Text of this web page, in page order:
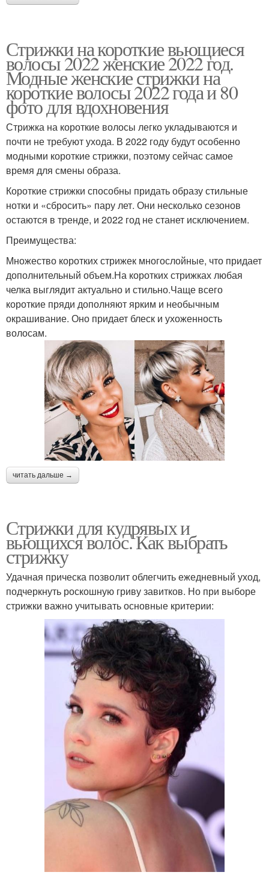
Стрижки на короткие вьющиеся
волосы 2022 женские 2022 год.
Модные женские стрижки на
короткие волосы 2022 года и 80
фото для вдохновения
Стрижка на короткие волосы легко укладываются и
почти не требуют ухода. В 2022 году будут особенно
модными короткие стрижки, поэтому сейчас самое
время для смены образа.
Короткие стрижки способны придать образу стильные
нотки и «сбросить» пару лет. Они несколько сезонов
остаются в тренде, и 2022 год не станет исключением.
Преимущества:
Множество коротких стрижек многослойные, что придает
дополнительный объем.На коротких стрижках любая
челка выглядит актуально и стильно.Чаще всего
короткие пряди дополняют ярким и необычным
окрашивание. Оно придает блеск и ухоженность
волосам.
читать дальше →
Стрижки для кудрявых и
вьющихся волос. Как выбрать
стрижку
Удачная прическа позволит облегчить ежедневный уход,
подчеркнуть роскошную гриву завитков. Но при выборе
стрижки важно учитывать основные критерии: